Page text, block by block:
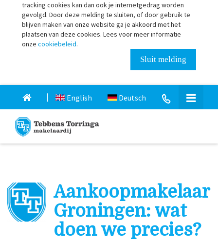
tracking cookies kan dan ook je internetgedrag worden
gevolgd. Door deze melding te sluiten, of door gebruik te
blijven maken van onze website ga je akkoord met het
plaatsen van deze cookies. Lees voor meer informatie
onze cookiebeleid.
Sluit melding
English Deutsch
Aankoopmakelaar
Groningen: wat
doen we precies?